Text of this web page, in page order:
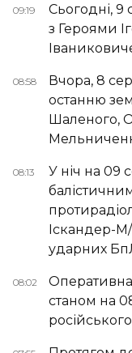
09:19
Сьогодні,
з Героями
08:58
Вчора, 8
останню
Шаленого,
08:13
У ніч на 09
Іскандер-
ударних
08:02
станом на